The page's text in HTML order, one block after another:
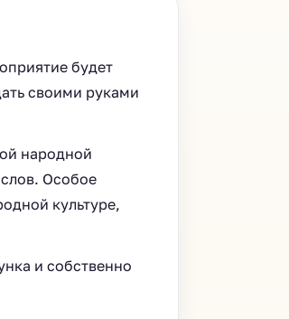
будет
своими руками
народной
Особое
культуре,
и собственно